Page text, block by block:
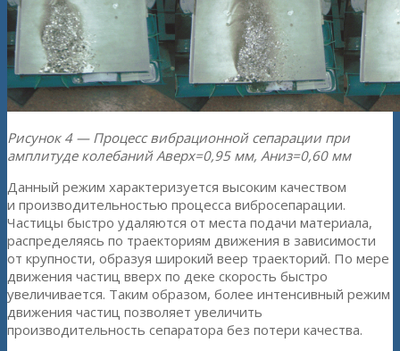
Рисунок 4 — Процесс вибрационной сепарации при
амплитуде колебаний Аверх=0,95 мм, Аниз=0,60 мм
Данный режим характеризуется высоким качеством
и производительностью процесса вибросепарации.
Частицы быстро удаляются от места подачи материала,
распределяясь по траекториям движения в зависимости
от крупности, образуя широкий веер траекторий. По мере
движения частиц вверх по деке скорость быстро
увеличивается. Таким образом, более интенсивный режим
движения частиц позволяет увеличить
производительность сепаратора без потери качества.